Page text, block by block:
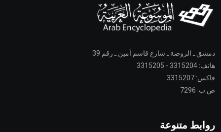
دمشق ـ الروضة ـ شارع قاسم أمين ـ رقم 39
هاتف: 3315204 - 3315205
فاكس: 3315207
ص.ب: 7296
روابط متنوعة